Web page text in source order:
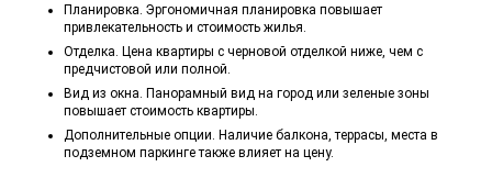
Планировка. Эргономичная планировка повышает
привлекательность и стоимость жилья.
Отделка. Цена квартиры с черновой отделкой ниже, чем с
предчистовой или полной.
Вид из окна. Панорамный вид на город или зеленые зоны
повышает стоимость квартиры.
Дополнительные опции. Наличие балкона, террасы, места в
подземном паркинге также влияет на цену.